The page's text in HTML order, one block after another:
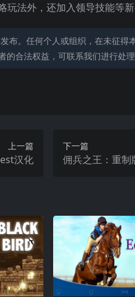
玩法外，还加入领导技能等
布。任何个人或组织，在未征
合法权益，可联系我们进行处理
上一篇
汉化
下一篇
佣兵之王：重